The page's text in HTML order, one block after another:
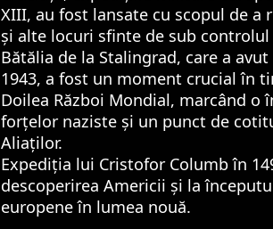
XIII, au fost lansate cu scopul de a
și alte locuri sfinte de sub
Bătălia de la Stalingrad, care a
1943, a fost un moment crucial în
Doilea Război Mondial, marcând o
forțelor naziste și un punct de
Aliaților.
Expediția lui Cristofor Columb în
descoperirea Americii și la
europene în lumea nouă.